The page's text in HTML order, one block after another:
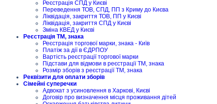
Реєстрація СПД у Києві
Переведення ТОВ, СПД, ПП з Криму до Києва
Ліквідація, закриття ТОВ, ПП у Києві
Ліквідація, закриття СПД у Києві
Зміна КВЕД у Києві
Реєстрація ТМ, знака
Реєстрація торгової марки, знака - Київ
Платіж за дії в ЄДРПОУ
Вартість реєстрації торгової марки
Підстави для відмови в реєстрації ТМ, знака
Розмір зборів з реєстрації ТМ, знака
Реквізити для оплати зборів
Сімейні суперечки
Адвокат з усиновлення в Харкові, Києві
Договір про визначення місця проживання дітей